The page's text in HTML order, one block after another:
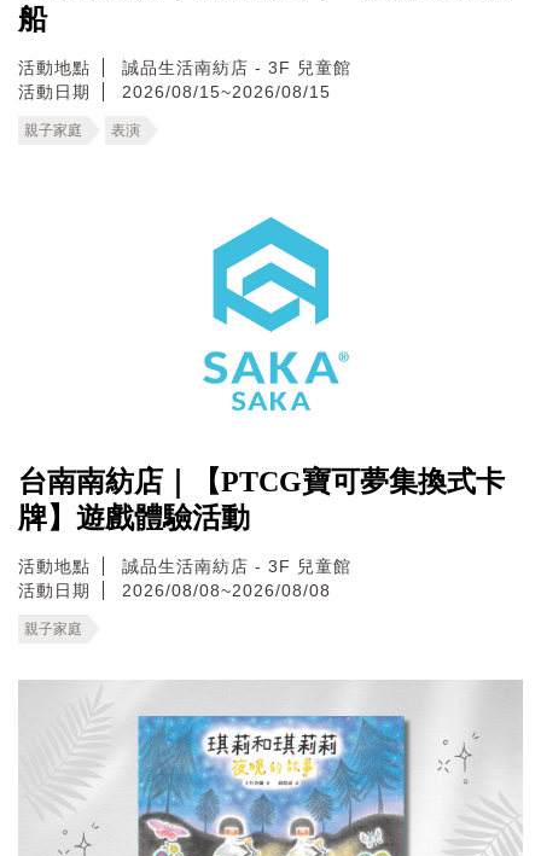
船
活動地點
誠品生活南紡店 - 3F 兒童館
活動日期
2026/08/15~2026/08/15
親子家庭 表演
台南南紡店｜【PTCG寶可夢集換式卡
牌】遊戲體驗活動
活動地點
誠品生活南紡店 - 3F 兒童館
活動日期
2026/08/08~2026/08/08
親子家庭